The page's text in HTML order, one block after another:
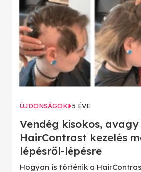
ÚJDONSÁGOK 5 ÉVE
Vendég kisokos,
HairContrast kezelés
lépésről-lépésre
Hogyan is történik a